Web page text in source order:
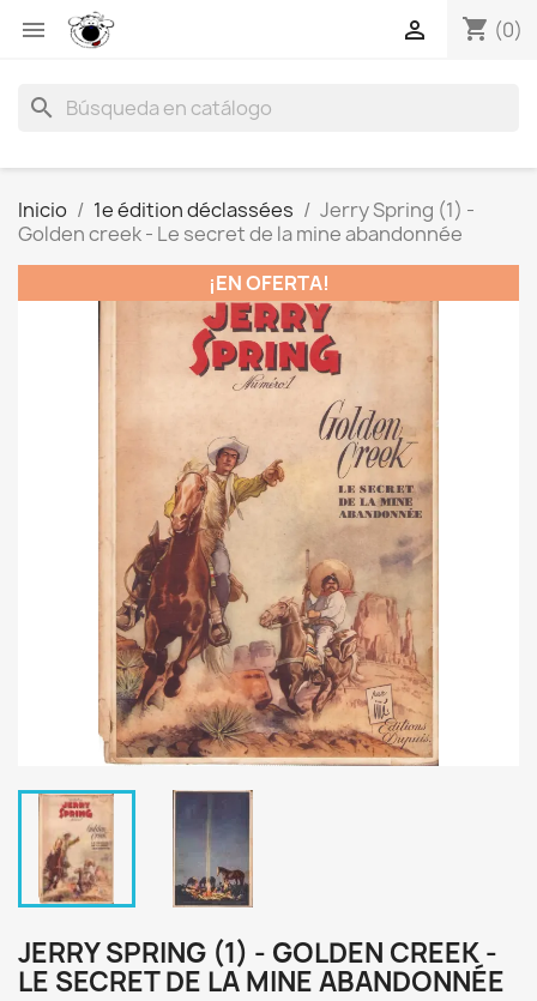
 shopping_cart (0)

search
Inicio 1e édition déclassées
Jerry Spring (1) -
Golden creek - Le secret de la mine abandonnée
¡EN OFERTA!
JERRY SPRING (1) - GOLDEN CREEK -
LE SECRET DE LA MINE ABANDONNÉE